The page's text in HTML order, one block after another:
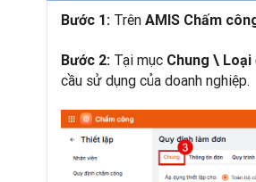
Bước 1: Trên AMIS Chấm
Bước 2: Tại mục Chung \ Loại
cầu sử dụng của doanh nghiệp.